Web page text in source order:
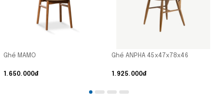
Ghế MAMO
1.650.000₫
Ghế ANPHA 45x47x78x46
1.925.000₫